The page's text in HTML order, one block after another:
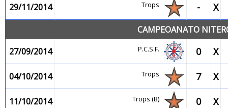
29/11/2014 Trops - X
CAMPEOANATO
27/09/2014
P.C.S.F. 0 X
04/10/2014 Trops 7 X
11/10/2014 Trops (B) 0 X